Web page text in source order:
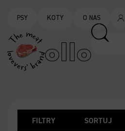
PSY KOTY O NAS
FILTRY SORTUJ